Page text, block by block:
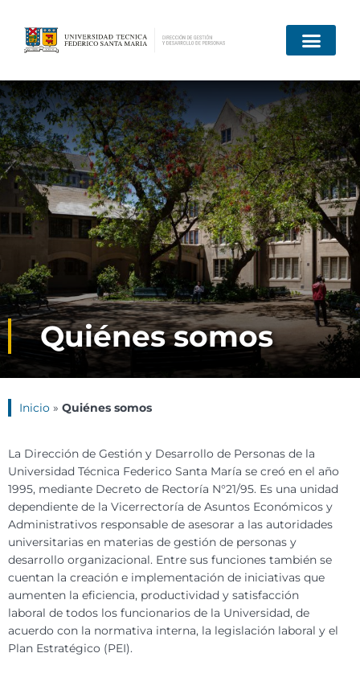
Quiénes somos
Inicio » Quiénes somos
La Dirección de Gestión y Desarrollo de Personas de la
Universidad Técnica Federico Santa María se creó en el año
1995, mediante Decreto de Rectoría N°21/95. Es una unidad
dependiente de la Vicerrectoría de Asuntos Económicos y
Administrativos responsable de asesorar a las autoridades
universitarias en materias de gestión de personas y
desarrollo organizacional. Entre sus funciones también se
cuentan la creación e implementación de iniciativas que
aumenten la eficiencia, productividad y satisfacción
laboral de todos los funcionarios de la Universidad, de
acuerdo con la normativa interna, la legislación laboral y el
Plan Estratégico (PEI).